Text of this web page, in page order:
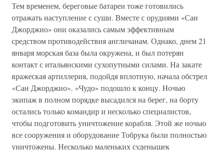
Тем временем, береговые батареи тоже готовились
отражать наступление с суши. Вместе с орудиями «Сан
Джорджио» они оказались самым эффективным
средством противодействия англичанам. Однако, днем 21
января морская база была окружена, и был потерян
контакт с итальянскими сухопутными силами. На закате
вражеская артиллерия, подойдя вплотную, начала обстрел
«Сан Джорджио». «Чудо» подошло к концу. Ночью
экипаж в полном порядке высадился на берег, на борту
остались только командир и несколько специалистов,
чтобы подготовить уничтожение корабля. Этой же ночью
все сооружения и оборудование Тобрука были полностью
уничтожены. Несколько маленьких суденышек